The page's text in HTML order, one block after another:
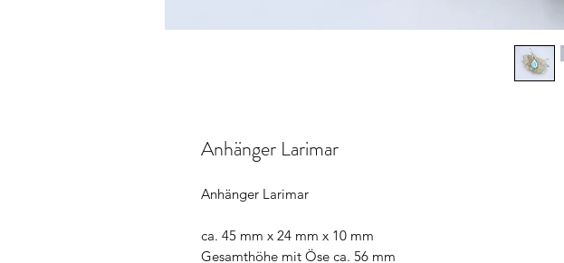
Anhänger Larimar
Anhänger Larimar
ca. 45 mm x 24 mm x 10 mm
Gesamthöhe mit Öse ca. 56 mm